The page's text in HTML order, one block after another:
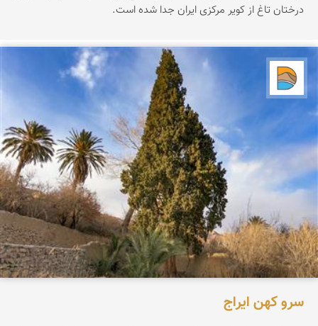
درختان تاغ از کویر مرکزی ایران جدا شده است.
سرو کهن ایراج